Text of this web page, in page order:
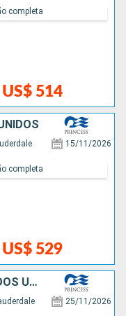
US$ 514
completa
15/11/2026
US$ 529
completa
REPUBLICA DOMINICANA, ESTADOS UNIDOS
25/11/2026